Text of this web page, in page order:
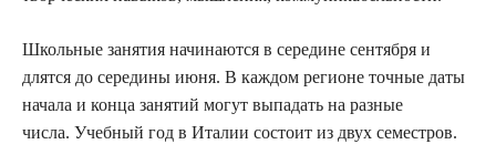
Школьные занятия начинаются в середине сентября и
длятся до середины июня. В каждом регионе точные даты
начала и конца занятий могут выпадать на разные
числа. Учебный год в Италии состоит из двух семестров.